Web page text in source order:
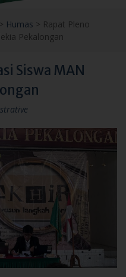
> Humas > Rapat Pleno
Pekalongan
Siswa MAN